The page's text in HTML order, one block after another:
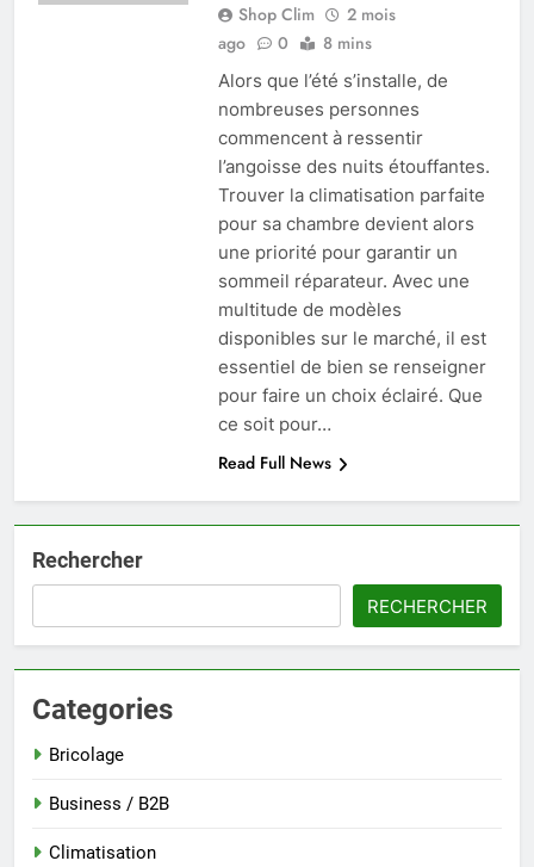
Shop Clim
2 mois
ago
0 8 mins
Alors que l’été s’installe, de
nombreuses personnes
commencent à ressentir
l’angoisse des nuits étouffantes.
Trouver la climatisation parfaite
pour sa chambre devient alors
une priorité pour garantir un
sommeil réparateur. Avec une
multitude de modèles
disponibles sur le marché, il est
essentiel de bien se renseigner
pour faire un choix éclairé. Que
ce soit pour…
Read Full News
Rechercher
RECHERCHER
Categories
Bricolage
Business / B2B
Climatisation